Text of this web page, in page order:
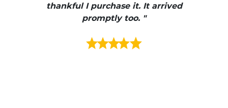
thankful I purchase it. It arrived
promptly too. "